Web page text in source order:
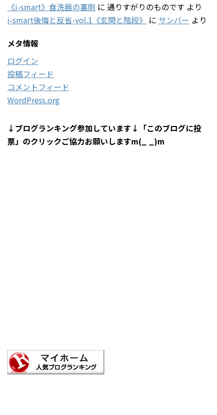
《i-smart》食洗器の裏側 に 通りすがりのものです より
i-smart後悔と反省-vol.1《玄関と階段》 に サンバー より
メタ情報
ログイン
投稿フィード
コメントフィード
WordPress.org
↓ブログランキング参加しています↓「このブログに投
票」のクリックご協力お願いしますm(_ _)m